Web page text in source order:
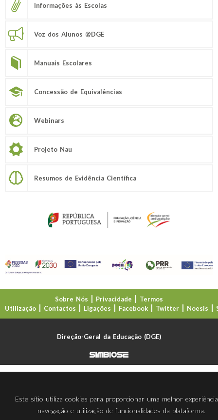
Informações às Escolas
Voz dos Alunos @DGE
Manuais Escolares
Concessão de Equivalências
Webinars
Projeto Nau
Resumos de Evidência Científica
Sobre Nós Privacidade
Termos
Utilização
Contactos Ligações Facebook Twitter Noesis
Direção-Geral da Educação (DGE)
Este sítio utiliza cookies para proporcionar uma melhor
navegação e utilização de funcionalidades da plataforma.